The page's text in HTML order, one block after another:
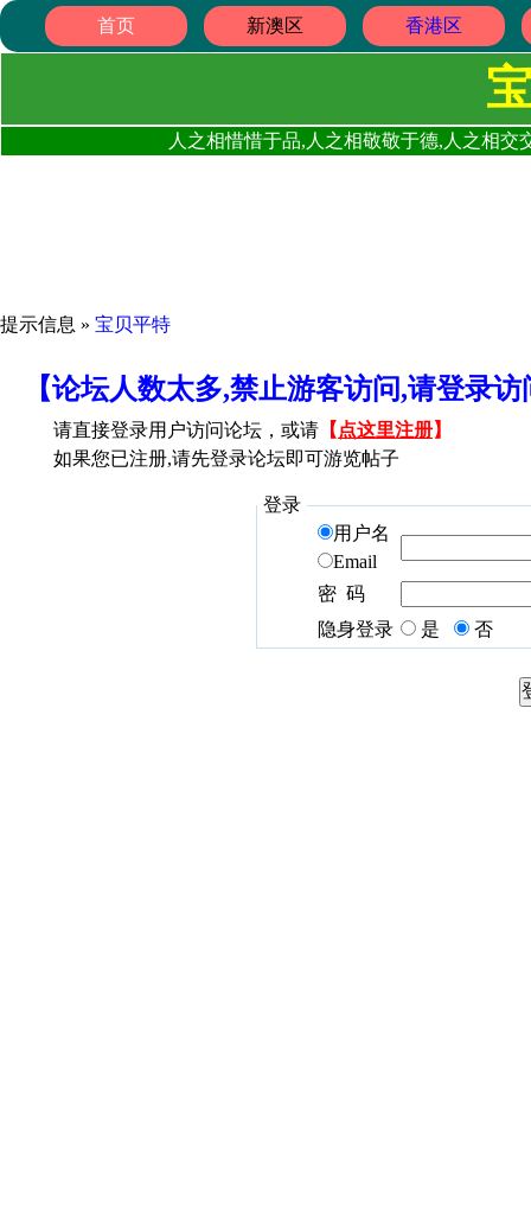
首页 新澳区 香港区
人之相惜惜于品,人之相敬敬于德,人之相
提示信息 » 宝贝平特
【论坛人数太多,禁止游客访问,请登录
请直接登录用户访问论坛，或请 【 点这里注册】
如果您已注册,请先登录论坛即可游览帖子
登录
用户名
Email
密 码
隐身登录
是 否